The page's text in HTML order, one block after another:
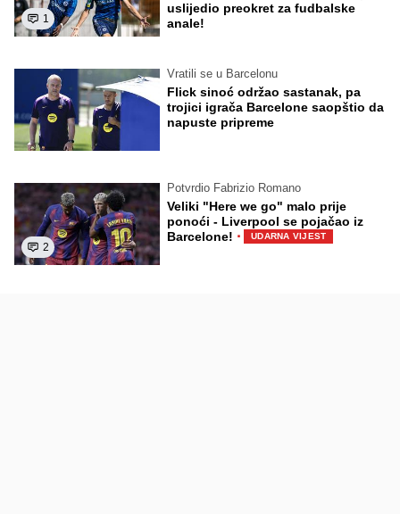
1
uslijedio preokret za fudbalske
anale!
Vratili se u Barcelonu
Flick sinoć održao sastanak, pa
trojici igrača Barcelone saopštio da
napuste pripreme
2
Potvrdio Fabrizio Romano
Veliki "Here we go" malo prije
ponoći - Liverpool se pojačao iz
Barcelone! · UDARNA VIJEST